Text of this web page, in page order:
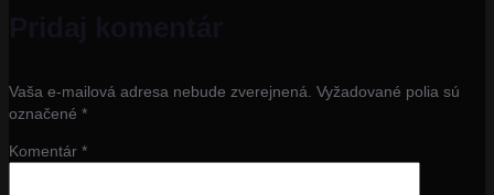
Vaša e-mailová adresa nebude zverejnená. Vyžadované polia sú
označené *
Komentár *